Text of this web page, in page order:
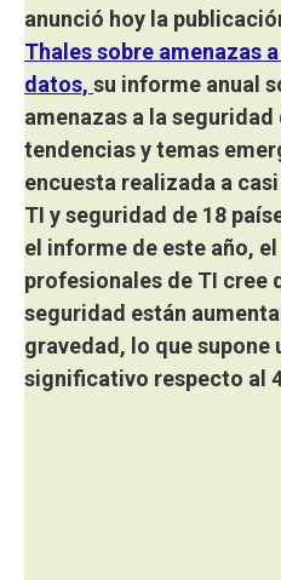
anunció hoy la
Thales sobre amenazas
datos, su informe anual
amenazas a la
tendencias y temas
encuesta realizada a
TI y seguridad de 18
el informe de este año, el
profesionales de TI cree
seguridad están
gravedad, lo que supone
significativo respecto al